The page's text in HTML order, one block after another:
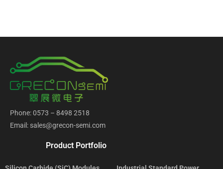
Phone: 0573 – 8498 2518
Email: sales@grecon-semi.com
Product Portfolio